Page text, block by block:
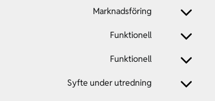
google-
google-
Marknadsföring
Consent
google-
Funktionell
Consent
ithemes-
Funktionell
Consent
Syfte under utredning
Consent